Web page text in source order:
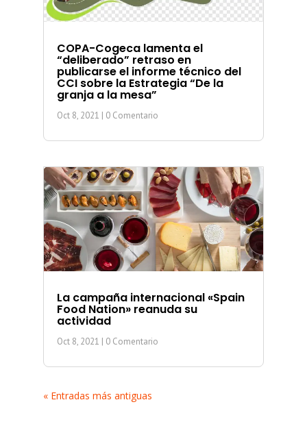
COPA-Cogeca lamenta el
“deliberado” retraso en
publicarse el informe técnico del
CCI sobre la Estrategia “De la
granja a la mesa”
Oct 8, 2021 | 0 Comentario
La campaña internacional «Spain
Food Nation» reanuda su
actividad
Oct 8, 2021 | 0 Comentario
« Entradas más antiguas